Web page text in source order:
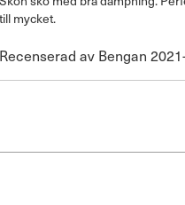
till mycket.
Recenserad av Bengan
den